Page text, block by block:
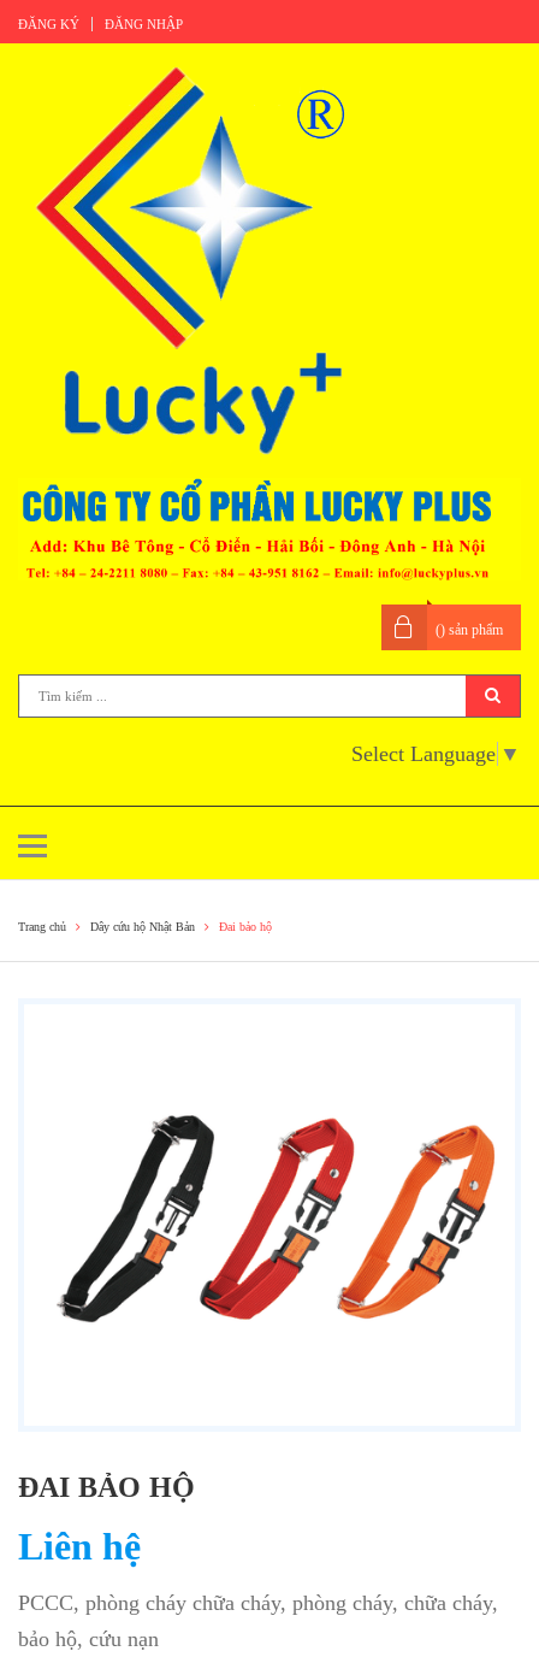
ĐĂNG KÝ ĐĂNG NHẬP
() sản phẩm
Select Language ▼
Trang chủ Dây cứu hộ Nhật Bản Đai bảo hộ
ĐAI BẢO HỘ
Liên hệ
PCCC, phòng cháy chữa cháy, phòng cháy, chữa cháy,
bảo hộ, cứu nạn